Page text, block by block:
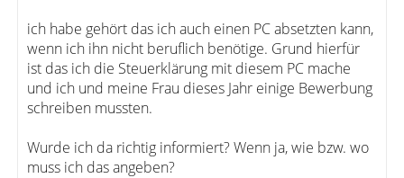
ich habe gehört das ich auch einen PC absetzten kann,
wenn ich ihn nicht beruflich benötige. Grund hierfür
ist das ich die Steuerklärung mit diesem PC mache
und ich und meine Frau dieses Jahr einige Bewerbung
schreiben mussten.
Wurde ich da richtig informiert? Wenn ja, wie bzw. wo
muss ich das angeben?